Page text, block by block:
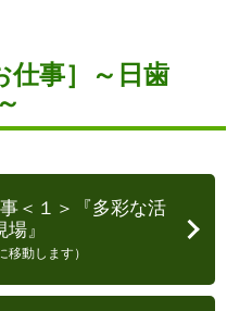
仕事］～日歯
＜１＞『多彩な活
』
移動します）